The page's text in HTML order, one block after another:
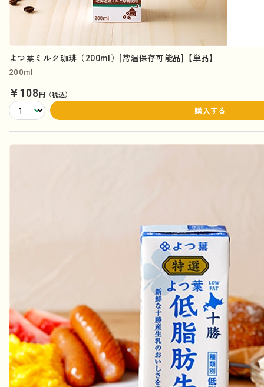
よつ葉ミルク珈琲（200ml）[常温保存可能品]【単品】
200ml
¥108円（税込）
購入する